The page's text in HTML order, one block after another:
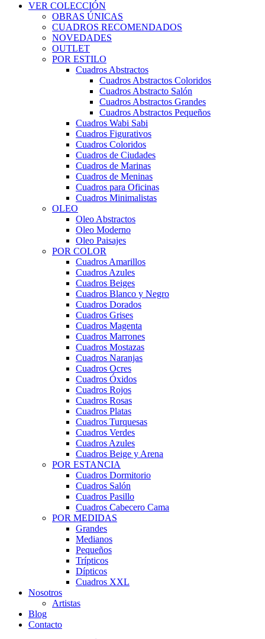
VER COLECCIÓN
OBRAS ÚNICAS
CUADROS RECOMENDADOS
NOVEDADES
OUTLET
POR ESTILO
Cuadros Abstractos
Cuadros Abstractos Coloridos
Cuadros Abstracto Salón
Cuadros Abstractos Grandes
Cuadros Abstractos Pequeños
Cuadros Wabi Sabi
Cuadros Figurativos
Cuadros Coloridos
Cuadros de Ciudades
Cuadros de Marinas
Cuadros de Meninas
Cuadros para Oficinas
Cuadros Minimalistas
OLEO
Oleo Abstractos
Oleo Moderno
Oleo Paisajes
POR COLOR
Cuadros Amarillos
Cuadros Azules
Cuadros Beiges
Cuadros Blanco y Negro
Cuadros Dorados
Cuadros Grises
Cuadros Magenta
Cuadros Marrones
Cuadros Mostazas
Cuadros Naranjas
Cuadros Ocres
Cuadros Óxidos
Cuadros Rojos
Cuadros Rosas
Cuadros Platas
Cuadros Turquesas
Cuadros Verdes
Cuadros Azules
Cuadros Beige y Arena
POR ESTANCIA
Cuadros Dormitorio
Cuadros Salón
Cuadros Pasillo
Cuadros Cabecero Cama
POR MEDIDAS
Grandes
Medianos
Pequeños
Trípticos
Dípticos
Cuadros XXL
Nosotros
Artistas
Blog
Contacto